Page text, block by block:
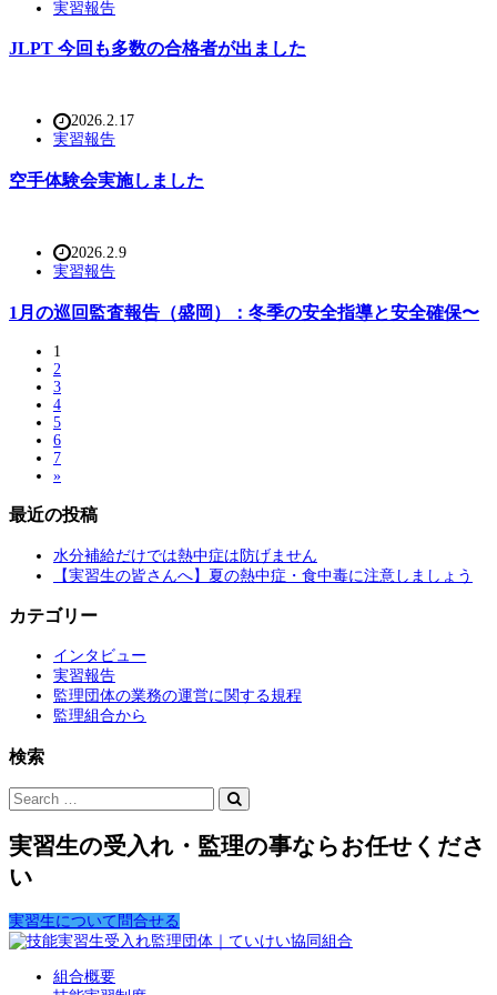
実習報告
JLPT 今回も多数の合格者が出ました
2026.2.17
実習報告
空手体験会実施しました
2026.2.9
実習報告
1月の巡回監査報告（盛岡）：冬季の安全指導と安全確保〜
1
2
3
4
5
6
7
»
最近の投稿
水分補給だけでは熱中症は防げません
【実習生の皆さんへ】夏の熱中症・食中毒に注意しましょう
カテゴリー
インタビュー
実習報告
監理団体の業務の運営に関する規程
監理組合から
検索
実習生の受入れ・監理の事ならお任せくださ
い
実習生について問合せる
組合概要